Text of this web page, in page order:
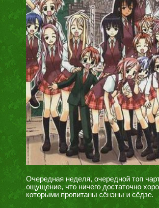
Очередная неделя, очередной топ
ощущение, что ничего достаточно
которыми пропитаны сёнэны и сёдзе.